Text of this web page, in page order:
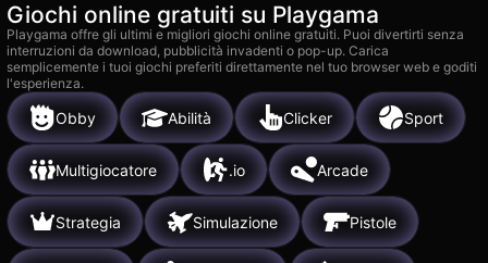
Giochi online gratuiti su Playgama
Playgama offre gli ultimi e migliori giochi online gratuiti. Puoi divertirti senza
interruzioni da download, pubblicità invadenti o pop-up. Carica
semplicemente i tuoi giochi preferiti direttamente nel tuo browser web e goditi
l'esperienza.
Obby Abilità Clicker Sport
Multigiocatore .io Arcade
Strategia Simulazione Pistole